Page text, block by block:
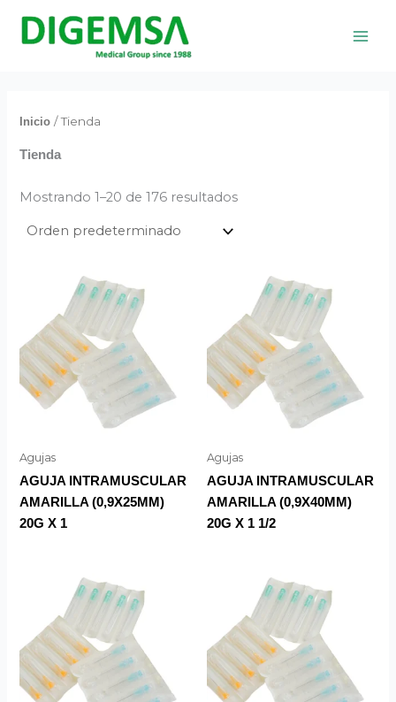
Inicio / Tienda
Tienda
Mostrando 1–20 de 176 resultados
Agujas
AGUJA INTRAMUSCULAR
AMARILLA (0,9X25MM)
20G X 1
Agujas
AGUJA INTRAMUSCULAR
AMARILLA (0,9X40MM)
20G X 1 1/2